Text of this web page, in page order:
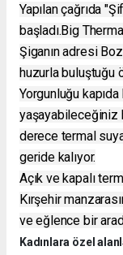
Yapılan çağrıda
başladı.Big
Şiganın adresi
huzurla buluştuğu
Yorgunluğu
yaşayabileceğiniz
derece termal
geride kalıyor.
Açık ve kapalı
Kırşehir
ve eğlence bir
Kadınlara özel